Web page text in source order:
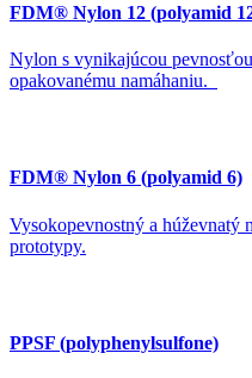
FDM® Nylon 12 (polyamid
Nylon s vynikajúcou
opakovanému namáhaniu.
FDM® Nylon 6 (polyamid 6)
Vysokopevnostný a húževnatý
prototypy.
PPSF (polyphenylsulfone)